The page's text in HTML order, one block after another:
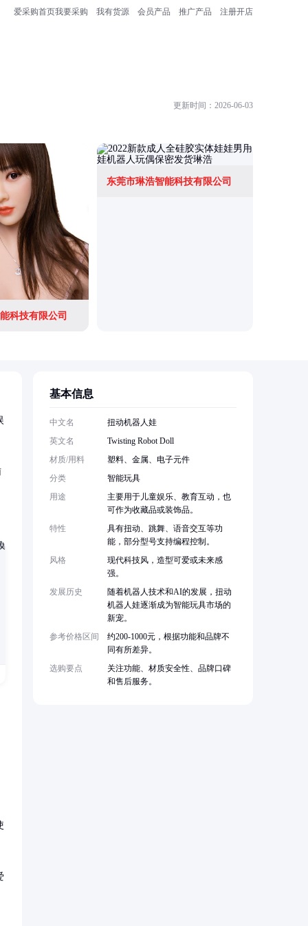
爱采购首页我要采购 我有货源 会员产品 推广产品 注册开店
更新时间：2026-06-03
科技有限公司
东莞市琳浩智能科技有限公司
基本信息
中文名
扭动机器人娃
英文名
Twisting Robot Doll
材质/用料
塑料、金属、电子元件
分类
智能玩具
用途
主要用于儿童娱乐、教育互动，也
可作为收藏品或装饰品。
特性
具有扭动、跳舞、语音交互等功
能，部分型号支持编程控制。
风格
现代科技风，造型可爱或未来感
强。
发展历史
随着机器人技术和AI的发展，扭动
机器人娃逐渐成为智能玩具市场的
新宠。
参考价格区间
约200-1000元，根据功能和品牌不
同有所差异。
选购要点
关注功能、材质安全性、品牌口碑
和售后服务。